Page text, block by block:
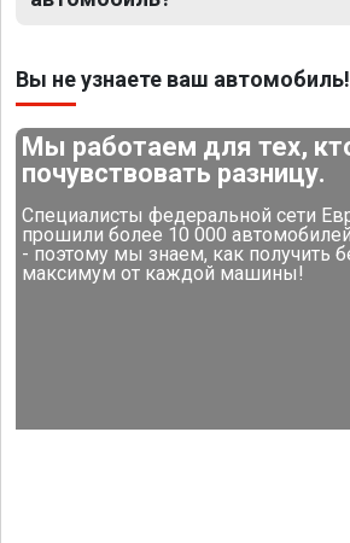
Вы не узнаете ваш автомобиль!
Мы работаем для тех,
почувствовать разницу.
Специалисты федеральной сети
прошили более 10 000
- поэтому мы знаем, как получить
максимум от каждой машины!